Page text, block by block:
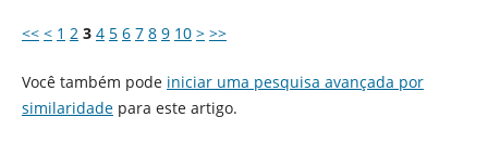
<< < 1 2 3 4 5 6 7 8 9 10 > >>
Você também pode iniciar uma pesquisa avançada por
similaridadepara este artigo.